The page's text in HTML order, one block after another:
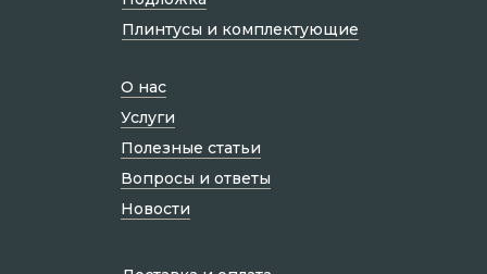
О нас
Услуги
Полезные статьи
Вопросы и ответы
Новости
Плинтусы и комплектующие